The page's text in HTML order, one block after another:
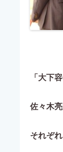
「大下
佐々木
それぞ